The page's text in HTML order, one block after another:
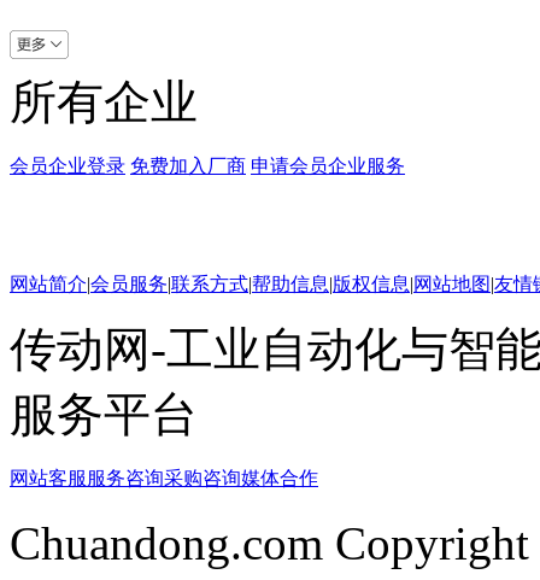
所有企业
会员企业登录 免费加入厂商 申请会员企业服务
网站简介|会员服务|联系方式|帮助信息|版权信息|网站地图|友情
传动网-工业自动化与智
服务平台
网站客服 服务咨询采购咨询媒体合作
Chuandong.com